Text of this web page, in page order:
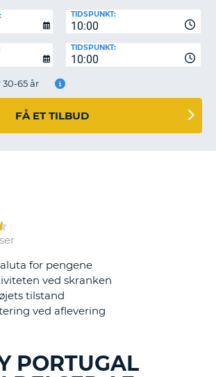
10:00
TIDSPUNKT:
10:00
TIDSPUNKT:
30-65 år
FÅ ET TILBUD
for pengene
ved skranken
tilstand
ved aflevering
God
PORTUGAL